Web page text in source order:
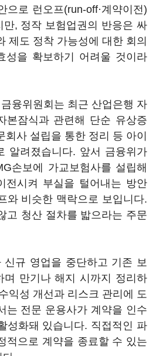
으로 런오프(run-off·계약이전)
, 정작 보험업권의 반응은 싸
제도 정착 가능성에 대한 회의
성을 확보하기 어려울 것이라
융위원회는 최근 산업은행 자
본잠식과 관련해 단순 유상증
사 설립을 통한 정리 등 아이
알려졌습니다. 앞서 금융위가
손보에 가교보험사를 설립해
전시켜 부실을 털어내는 방안
와 비슷한 맥락으로 보입니다.
고 청산 절차를 밟으라는 주문
신규 영업을 중단하고 기존 보
며 만기나 해지 시까지 정리하
익성 개선과 리스크 관리에 도
는 전문 운용사가 계약을 인수
성화돼 있습니다. 직접적인 파
적으로 계약을 종료할 수 있는